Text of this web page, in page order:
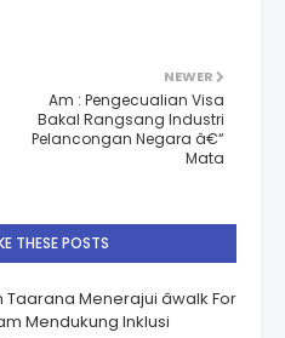
NEWER
Am : Pengecualian Visa
Bakal Rangsang Industri
Pelancongan Negara â€“
Mata
THESE POSTS
Menerajui âwalk For
Mendukung Inklusi